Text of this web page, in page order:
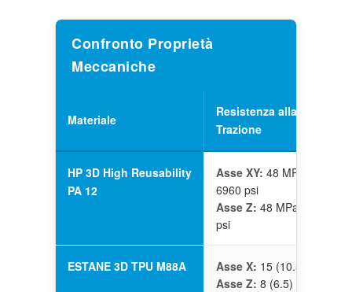
Confronto Proprietà
Meccaniche
Materiale
Resistenza alla
Trazione
HP 3D High Reusability
PA 12
Asse XY: 48 MPa /
6960 psi
Asse Z: 48 MPa / 6960
psi
ESTANE 3D TPU M88A Asse X: 15 (10.5) MPa
Asse Z: 8 (6.5) MPa